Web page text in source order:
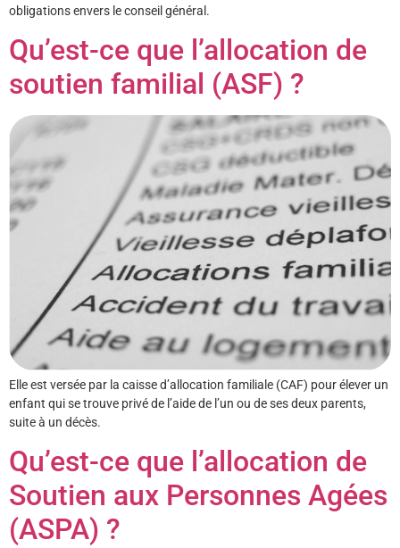
obligations envers le conseil général.
Qu’est-ce que l’allocation de
soutien familial (ASF) ?
Elle est versée par la caisse d’allocation familiale (CAF) pour élever un
enfant qui se trouve privé de l’aide de l’un ou de ses deux parents,
suite à un décès.
Qu’est-ce que l’allocation de
Soutien aux Personnes Agées
(ASPA) ?